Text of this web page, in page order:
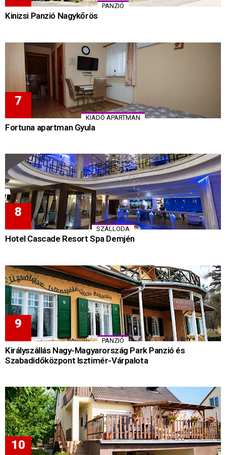
PANZIÓ
Kinizsi Panzió Nagykőrös
KIADÓ APARTMAN
Fortuna apartman Gyula
SZÁLLODA
Hotel Cascade Resort Spa Demjén
PANZIÓ
Királyszállás Nagy-Magyarország Park Panzió és
Szabadidőközpont Isztimér-Várpalota